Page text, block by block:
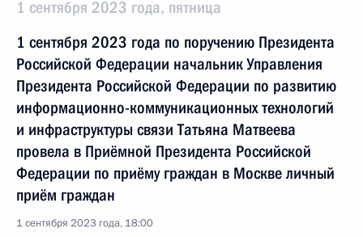
1 сентября 2023 года, пятница
1 сентября 2023 года по поручению Президента
Российской Федерации начальник Управления
Президента Российской Федерации по развитию
информационно-коммуникационных технологий
и инфраструктуры связи Татьяна Матвеева
провела в Приёмной Президента Российской
Федерации по приёму граждан в Москве личный
приём граждан
1 сентября 2023 года, 18:00